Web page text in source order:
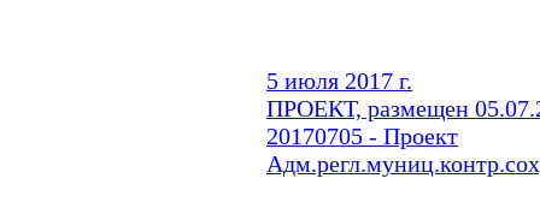
5 июля 2017 г.
ПРОЕКТ, размещен
20170705 - Проект